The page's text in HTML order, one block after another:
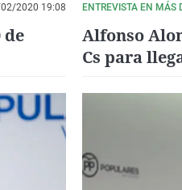
2020 19:08
de
ENTREVISTA EN MÁS
Alfonso
Cs para